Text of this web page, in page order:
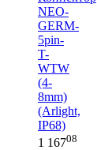
NEO-
GERM-
5pin-
T-
WTW
(4-
8mm)
(Arlight,
IP68)
1 16708